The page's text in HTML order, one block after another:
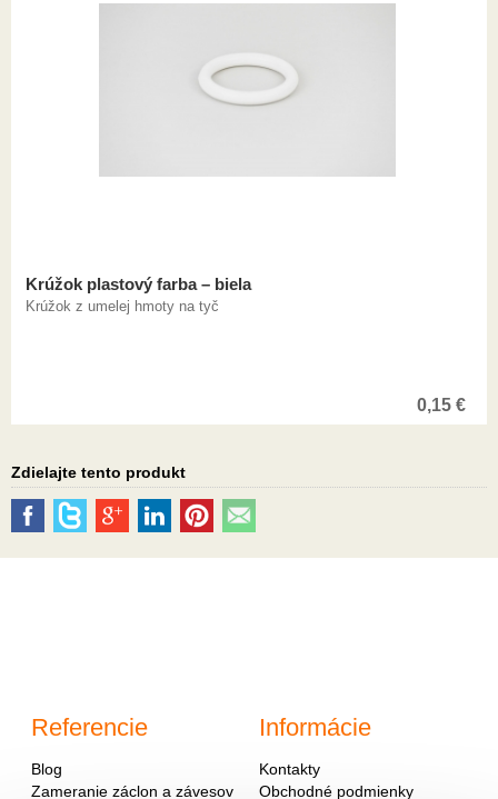
Krúžok plastový farba – biela
Krúžok z umelej hmoty na tyč
0,15 €
Zdielajte tento produkt
Referencie
Blog
Zameranie záclon a závesov
Informácie
Kontakty
Obchodné podmienky